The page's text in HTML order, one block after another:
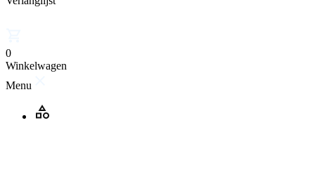
0
Winkelwagen
Menu